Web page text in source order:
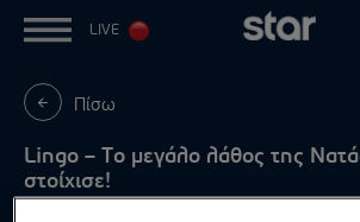
LIVE
Πίσω
Lingo – Το μεγάλο λάθος της
στοίχισε!